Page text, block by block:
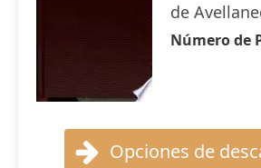
de
Número de
Opciones de